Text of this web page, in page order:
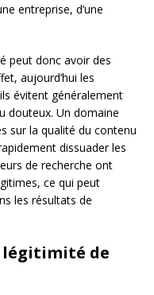
entreprise, d’une
peut donc avoir des
aujourd’hui les
évitent généralement
douteux. Un domaine
sur la qualité du contenu
dissuader les
de recherche ont
ce qui peut
les résultats de
légitimité de